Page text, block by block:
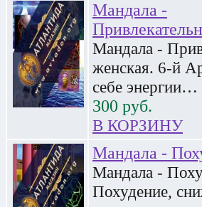
Мандала -
Мандала -
женская. 6-й
себе энергии…
300 руб.
В КОРЗИНУ
Мандала -
Мандала -
Похудение,